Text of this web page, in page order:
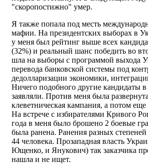
"скоропостижно" умер.
Я также попала под месть
мафии. На президентских выборах в
у меня был рейтинг выше всех
(32%) и реальный шанс победить во
шла на выборы с программой выхода
перевода банковской системы под
дедолларизации экономики,
Ничего подобного другие кандидаты
заявляли. Против меня была
клеветническая кампания, а потом еще
На встрече с избирателями Кривого
года в меня было брошено 2 боевые
была ранена. Ранения разных
44 человека. Прозападная власть
Ющенко, и Янукович) так заказчика
нашла и не ищет.